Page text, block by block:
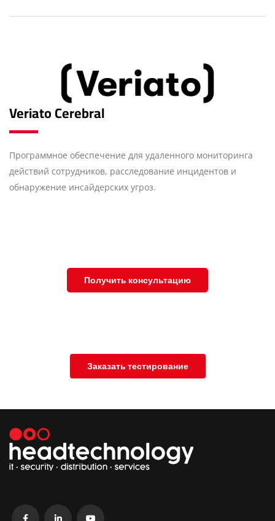
Veriato Cerebral
Программное обеспечение для удаленного мониторинга
действий сотрудников, расследование инцидентов и
обнаружение инсайдерских угроз.
Получить консультацию
Заказать тестирование